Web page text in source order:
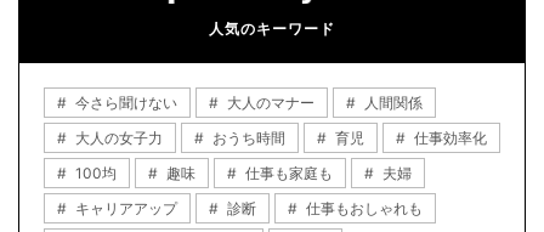
人気のキーワード
今さら聞けない 大人のマナー
人間関係
大人の女子力
おうち時間 育児
仕事効率化
100均
趣味 仕事も家庭も
夫婦
キャリアアップ
診断
仕事もおしゃれも